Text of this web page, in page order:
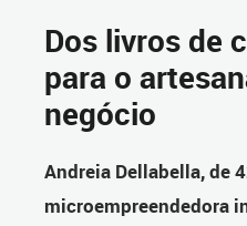
Dos livros de
para o
negócio
Andreia Dellabella, de
microempreendedora